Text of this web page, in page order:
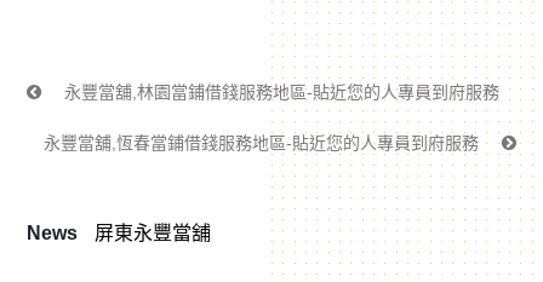
永豐當舖,林園當鋪借錢服務地區-貼近您的人專員到府服務
永豐當舖,恆春當鋪借錢服務地區-貼近您的人專員到府服務
News 屏東永豐當舖